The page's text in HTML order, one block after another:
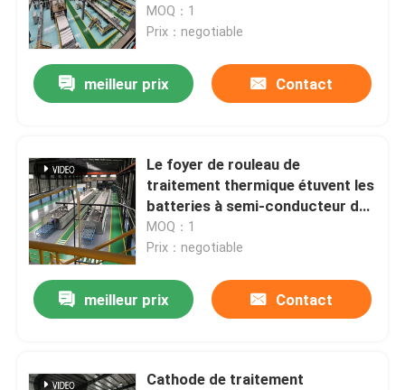
contrôle
MOQ：1
Prix：negotiable
meilleur prix Contact
Le foyer de rouleau de
traitement thermique étuvent les
batteries à semi-conducteur de
mise à feu continue à hautes
températures
MOQ：1
Prix：negotiable
meilleur prix Contact
Cathode de traitement